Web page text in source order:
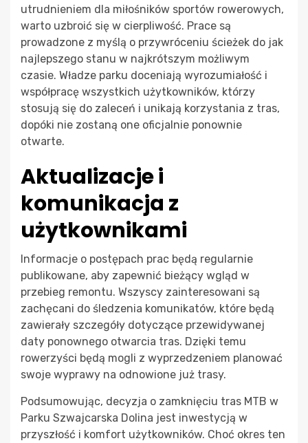
utrudnieniem dla miłośników sportów rowerowych,
warto uzbroić się w cierpliwość. Prace są
prowadzone z myślą o przywróceniu ścieżek do jak
najlepszego stanu w najkrótszym możliwym
czasie. Władze parku doceniają wyrozumiałość i
współpracę wszystkich użytkowników, którzy
stosują się do zaleceń i unikają korzystania z tras,
dopóki nie zostaną one oficjalnie ponownie
otwarte.
Aktualizacje i
komunikacja z
użytkownikami
Informacje o postępach prac będą regularnie
publikowane, aby zapewnić bieżący wgląd w
przebieg remontu. Wszyscy zainteresowani są
zachęcani do śledzenia komunikatów, które będą
zawierały szczegóły dotyczące przewidywanej
daty ponownego otwarcia tras. Dzięki temu
rowerzyści będą mogli z wyprzedzeniem planować
swoje wyprawy na odnowione już trasy.
Podsumowując, decyzja o zamknięciu tras MTB w
Parku Szwajcarska Dolina jest inwestycją w
przyszłość i komfort użytkowników. Choć okres ten